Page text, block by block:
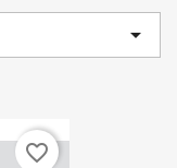

favorite_border